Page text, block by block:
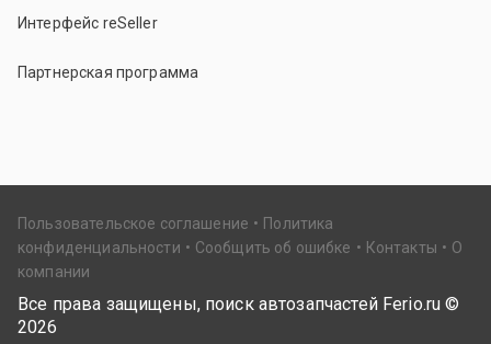
Интерфейс reSeller
Партнерская программа
Пользовательское соглашение
Политика
конфиденциальности
Сообщить об ошибке Контакты
О
компании
Все права защищены, поиск автозапчастей Ferio.ru ©
2026